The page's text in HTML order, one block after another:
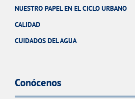
NUESTRO PAPEL EN EL CICLO URBANO
CALIDAD
CUIDADOS DEL AGUA
Conócenos